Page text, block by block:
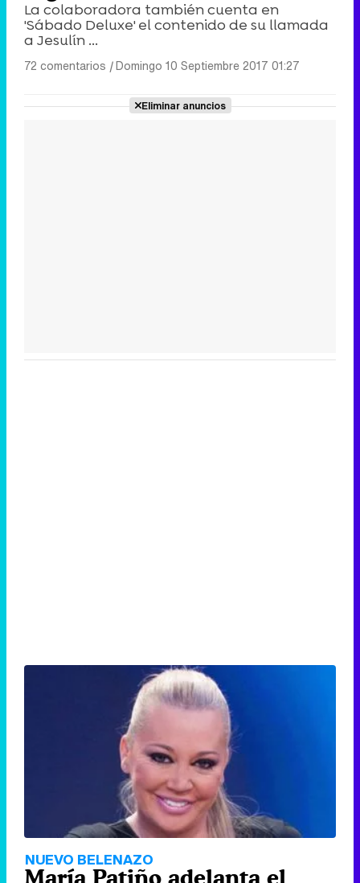
La colaboradora también cuenta en
'Sábado Deluxe' el contenido de su llamada
a Jesulín ...
72 comentarios |Domingo 10 Septiembre 2017 01:27
Eliminar anuncios
NUEVO BELENAZO
María Patiño adelanta el